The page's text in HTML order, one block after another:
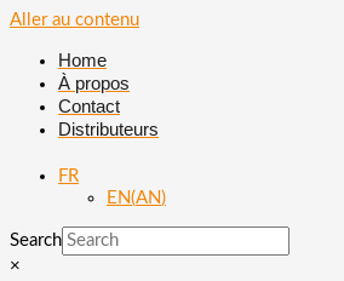
Aller au contenu
Home
À propos
Contact
Distributeurs
FR
EN(AN)
Search
×